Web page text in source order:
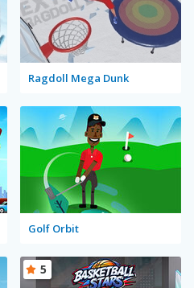
Ragdoll Mega Dunk
Golf Orbit
5